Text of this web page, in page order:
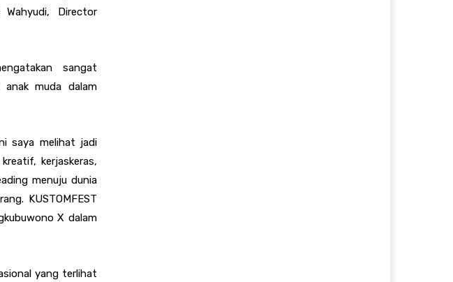
Director
sangat
anak muda dalam
saya melihat jadi
kerjaskeras,
menuju dunia
KUSTOMFEST
X dalam
yang terlihat